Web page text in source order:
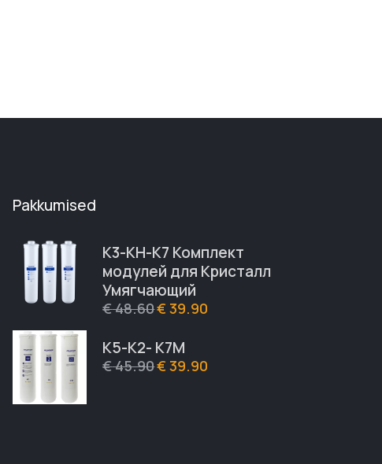
Pakkumised
К3-КН-К7 Комплект
модулей для Кристалл
Умягчающий
€48.60€ 39.90
К5-К2- К7М
€45.90€ 39.90